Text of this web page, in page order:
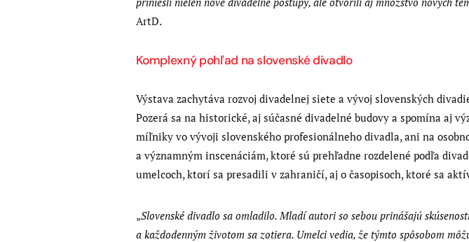
ArtD.
Komplexný pohľad na slovenské divadlo
Výstava zachytáva rozvoj divadelnej siete a vývoj slovenských
Pozerá sa na historické, aj súčasné divadelné budovy a spomína aj
míľniky vo vývoji slovenského profesionálneho divadla, ani na
a významným inscenáciám, ktoré sú prehľadne rozdelené podľa
umelcoch, ktorí sa presadili v zahraničí, aj o časopisoch, ktoré sa
„Slovenské divadlo sa omladilo. Mladí autori so sebou prinášajú
a každodenným životom sa zotiera. Umelci vedia, že týmto spôsobom